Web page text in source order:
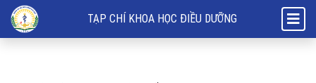
Mục lục
TẠP CHÍ KHOA HỌC ĐIỀU DƯỠNG